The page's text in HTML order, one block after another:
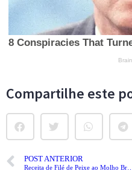
Compartilhe este
POST ANTERIOR